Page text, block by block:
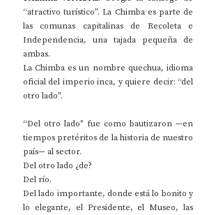
“atractivo turístico”. La Chimba es parte de
las comunas capitalinas de Recoleta e
Independencia, una tajada pequeña de
ambas.
La Chimba es un nombre quechua, idioma
oficial del imperio inca, y quiere decir: “del
otro lado”.
“Del otro lado" fue como bautizaron —en
tiempos pretéritos de la historia de nuestro
país— al sector.
Del otro lado ¿de?
Del río.
Del lado importante, donde está lo bonito y
lo elegante, el Presidente, el Museo, las